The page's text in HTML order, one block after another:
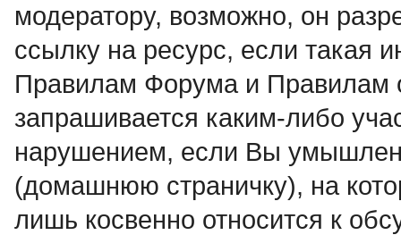
модеpатоpy, возможно, он
ссылку на ресурс, если такая
Правилам Форума и Правилам
запрашивается каким-либо
нарушением, если Вы
(домашнюю страничку), на
лишь косвенно относится к